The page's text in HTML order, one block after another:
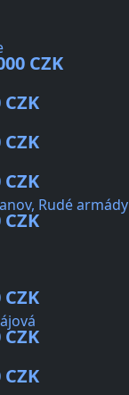
CZK
CZK
CZK
CZK
Rudé armády
CZK
CZK
CZK
CZK